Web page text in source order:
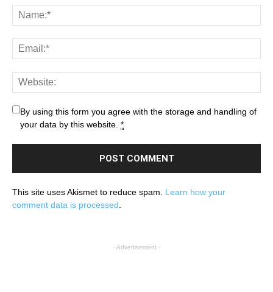
By using this form you agree with the storage and handling of
your data by this website. *
This site uses Akismet to reduce spam. Learn how your
comment data is processed
- Advertisement -